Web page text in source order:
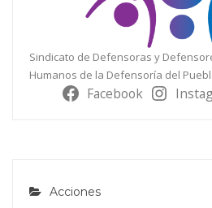
Sindicato de Defensoras y
Humanos de la Defensoría del
Facebook
Acciones